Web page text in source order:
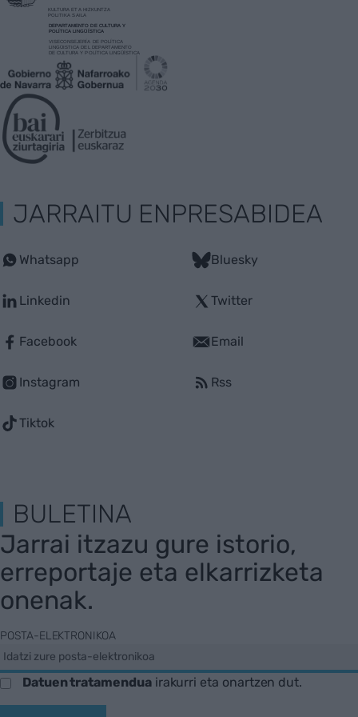
JARRAITU ENPRESABIDEA
Whatsapp
Linkedin
Facebook
Instagram
Tiktok
Bluesky
Twitter
Email
Rss
BULETINA
Jarrai itzazu gure istorio,
erreportaje eta elkarrizketa
onenak.
POSTA-ELEKTRONIKOA
Datuen tratamenduairakurri eta onartzen dut.